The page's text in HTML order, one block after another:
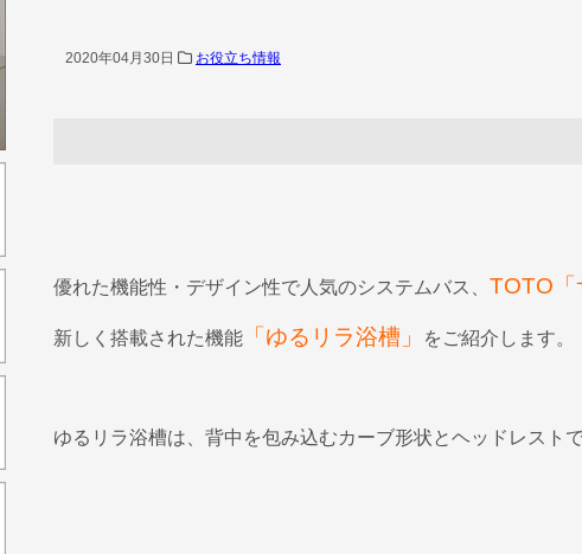
2020年04月30日 お役立ち情報
優れた機能性・デザイン性で人気のシステムバス、 TOTO「
新しく搭載された機能 「ゆるリラ浴槽」 をご紹介します。
ゆるリラ浴槽は、背中を包み込むカーブ形状とヘッドレスト